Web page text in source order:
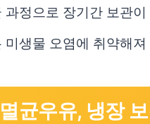
과정으로 장기간 보관
미생물 오염에 취약해
균우유, 냉장